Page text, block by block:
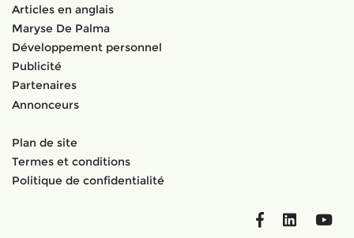
Articles en anglais
Maryse De Palma
Développement personnel
Publicité
Partenaires
Annonceurs
Plan de site
Termes et conditions
Politique de confidentialité
FacebookLinkedIn